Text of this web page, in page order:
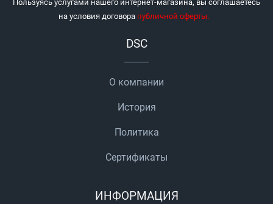
Пользуясь услугами нашего интернет-магазина, вы соглашаетесь
на условия договора публичной оферты.
DSC
О компании
История
Политика
Сертификаты
ИНФОРМАЦИЯ